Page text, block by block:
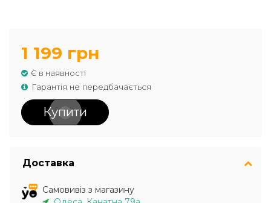
1 199 грн
Є в наявності
Гарантія не передбачається
Купити
Доставка
Самовивіз з магазину